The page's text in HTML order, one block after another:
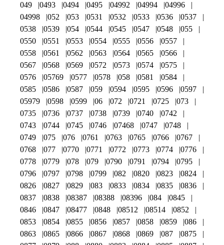
049
0493 0494 0495 04992 04994
04996
04998
052 053 0531 0532 0533 0536
0537
0538
0539 054 0544 0545 0547 0548
055
0550
0551 0553 0554 0555 0556
0557
0558
0561 0562 0563 0564 0565
0566
0567
0568 0569 0572 0573 0574
0575
0576
05769 0577 0578 058 0581
0584
0585
0586 0587 059 0594 0595 0596
0597
05979
0598 0599 06 072 0721 0725
073
0735
0736 0737 0738 0739 0740
0742
0743
0744 0745 0746 07468 0747
0748
0749
075 076 0761 0763 0765 0766
0767
0768
077 0770 0771 0772 0773 0774
0776
0778
0779 078 079 0790 0791 0794
0795
0796
0797 0798 0799 082 0820 0823
0824
0826
0827 0829 083 0833 0834 0835
0836
0837
0838 08387 08388 08396 084
0845
0846
0847 08477 0848 08512 08514
0852
0853
0854 0855 0856 0857 0858 0859
086
0863
0865 0866 0867 0868 0869 087
0875